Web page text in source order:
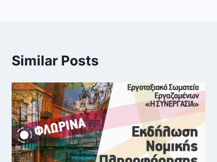
Similar Posts